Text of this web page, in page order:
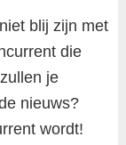
blij zijn met
die
je
nieuws?
wordt!